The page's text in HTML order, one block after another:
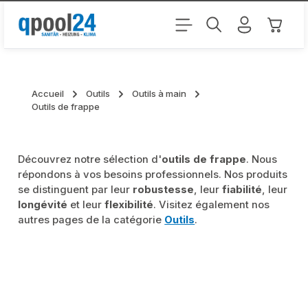
Passer au contenu principal Le
Accueil Outils
Outils à main
Outils de frappe
Découvrez notre sélection d'outils de frappe. Nous
répondons à vos besoins professionnels. Nos produits
se distinguent par leur robustesse, leurfiabilité, leur
longévité et leurflexibilité. Visitez également nos
autres pages de la catégorie Outils.